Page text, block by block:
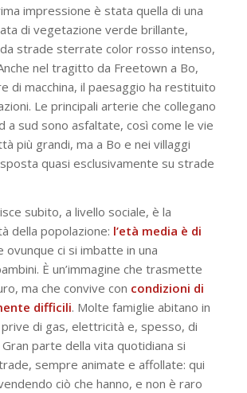
impressione è stata quella di una
di vegetazione verde brillante,
strade sterrate color rosso intenso,
nel tragitto da Freetown a Bo,
di macchina, il paesaggio ha restituito
Le principali arterie che collegano
a sud sono asfaltate, così come le vie
più grandi, ma a Bo e nei villaggi
quasi esclusivamente su strade
subito, a livello sociale, è la
della popolazione: l’età media è di
ovunque ci si imbatte in una
È un’immagine che trasmette
ma che convive con condizioni di
difficili. Molte famiglie abitano in
di gas, elettricità e, spesso, di
parte della vita quotidiana si
sempre animate e affollate: qui
ciò che hanno, e non è raro